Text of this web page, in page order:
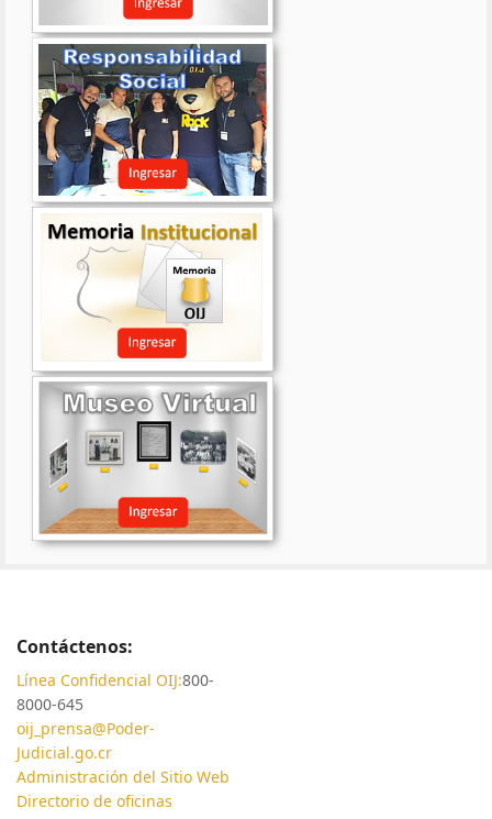
Contáctenos:
Línea Confidencial OIJ:800-
8000-645
oij_prensa@Poder-
Judicial.go.cr
Administración del Sitio Web
Directorio de oficinas